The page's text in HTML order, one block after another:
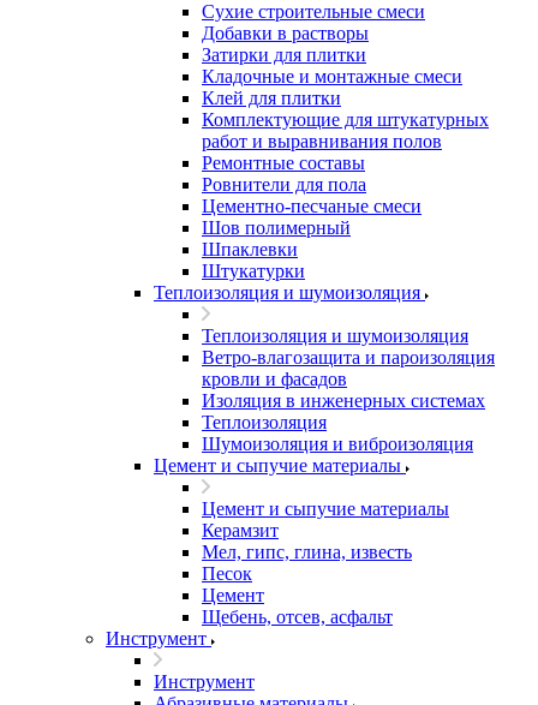
Сухие строительные смеси
Добавки в растворы
Затирки для плитки
Кладочные и монтажные смеси
Клей для плитки
Комплектующие для штукатурных
работ и выравнивания полов
Ремонтные составы
Ровнители для пола
Цементно-песчаные смеси
Шов полимерный
Шпаклевки
Штукатурки
Теплоизоляция и шумоизоляция
Теплоизоляция и шумоизоляция
Ветро-влагозащита и пароизоляция
кровли и фасадов
Изоляция в инженерных системах
Теплоизоляция
Шумоизоляция и виброизоляция
Цемент и сыпучие материалы
Цемент и сыпучие материалы
Керамзит
Мел, гипс, глина, известь
Песок
Цемент
Щебень, отсев, асфальт
Инструмент
Инструмент